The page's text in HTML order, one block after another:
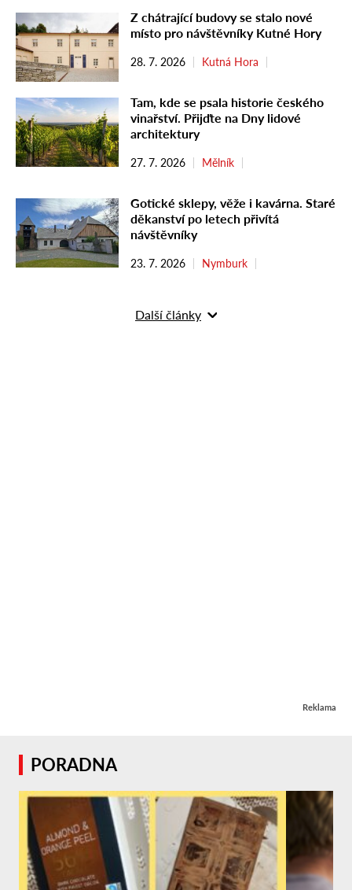
Z chátrající budovy se stalo nové
místo pro návštěvníky Kutné Hory
28. 7. 2026 Kutná Hora
Tam, kde se psala historie českého
vinařství. Přijďte na Dny lidové
architektury
27. 7. 2026 Mělník
Gotické sklepy, věže i kavárna. Staré
děkanství po letech přivítá
návštěvníky
23. 7. 2026 Nymburk
Další články
Reklama
PORADNA